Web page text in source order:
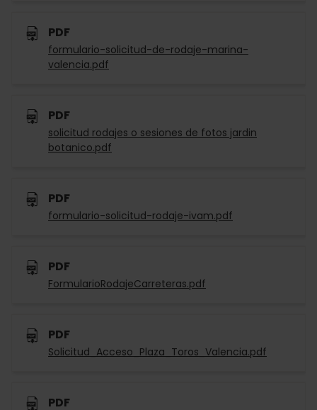
PDF
formulario-solicitud-de-rodaje-marina-
valencia.pdf
PDF
solicitud rodajes o sesiones de fotos jardin
botanico.pdf
PDF
formulario-solicitud-rodaje-ivam.pdf
PDF
FormularioRodajeCarreteras.pdf
PDF
Solicitud_Acceso_Plaza_Toros_Valencia.pdf
PDF